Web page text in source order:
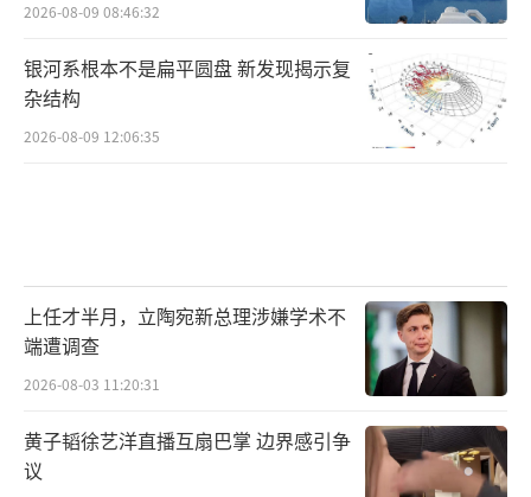
2026-08-09 08:46:32
银河系根本不是扁平圆盘 新发现揭示复
杂结构
2026-08-09 12:06:35
上任才半月，立陶宛新总理涉嫌学术不
端遭调查
2026-08-03 11:20:31
黄子韬徐艺洋直播互扇巴掌 边界感引争
议